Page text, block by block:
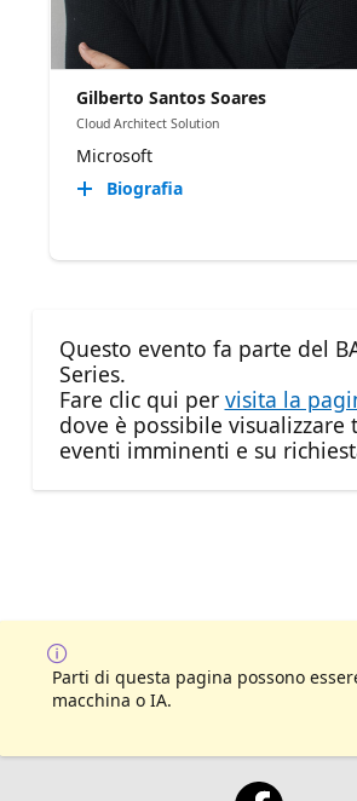
Gilberto Santos Soares
Cloud Architect Solution
Microsoft
Biografia
Questo evento fa parte del
Series.
Fare clic qui per visita la
dove è possibile visualizzare
eventi imminenti e su
Parti di questa pagina possono
macchina o IA.